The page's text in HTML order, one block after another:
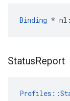
Binding *
StatusReport